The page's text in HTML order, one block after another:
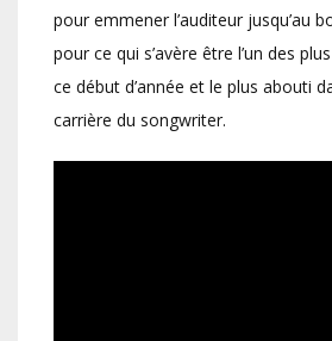
pour emmener l’auditeur jusqu’au
pour ce qui s’avère être l’un des
ce début d’année et le plus abouti
carrière du songwriter.